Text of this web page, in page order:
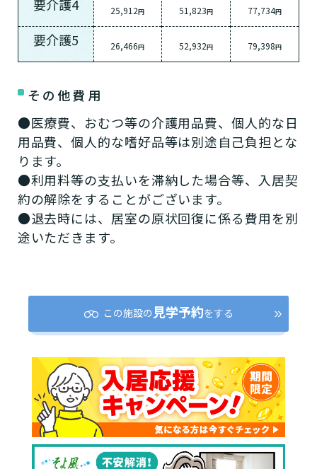
家賃
ー
管理費
38,000円
（税込）
ー
42,000円
（非課税）
上乗せ介護費
0円
（非課税）
ー
要介護4 25,912円 51,823円 77,734円
要介護5 26,466円 52,932円 79,398円
その他費用
●医療費、おむつ等の介護用品費、個人的な日
用品費、個人的な嗜好品等は別途自己負担とな
ります。
●利用料等の支払いを滞納した場合等、入居契
約の解除をすることがございます。
●退去時には、居室の原状回復に係る費用を別
途いただきます。
この施設の 見学予約をする